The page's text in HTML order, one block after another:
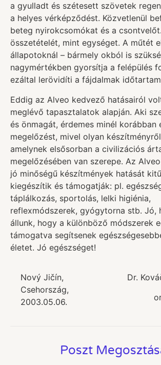
a gyulladt és szétesett szövetek
a helyes vérképződést. Közvetlenül
beteg nyirokcsomókat és a
összetételét, mint egységet. A műtét
állapotoknál – bármely okból is
nagymértékben gyorsítja a felépülés
ezáltal lerövidíti a fájdalmak
Eddig az Alveo kedvező hatásairól
meglévő tapasztalatok alapján. Aki
és önmagát, érdemes minél korábban
megelőzést, mivel olyan
amelynek elsősorban a civilizációs
megelőzésében van szerepe. Az
jó minőségű készítmények hatását
kiegészítik és támogatják: pl.
táplálkozás, sportolás, lelki higiénia,
reflexmódszerek, gyógytorna stb. Jó,
állunk, hogy a különböző módszerek
támogatva segítsenek
életet. Jó egészséget!
Nový Jičín,
Csehország,
2003.05.06.
Dr.
Poszt